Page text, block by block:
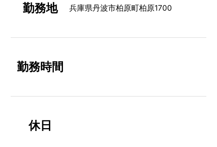
勤務地 兵庫県丹波市柏原町柏原1700
勤務時間
休日